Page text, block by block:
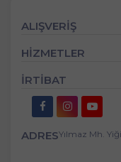
ALIŞVERİŞ
HİZMETLER
İRTİBAT
ADRESYılmaz Mh.